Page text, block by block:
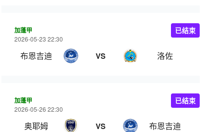
加蓬甲
2026-05-23 22:30
布恩吉迪 VS 洛佐
已结束
加蓬甲
2026-05-26 22:30
奥耶姆 VS 布恩吉迪
已结束